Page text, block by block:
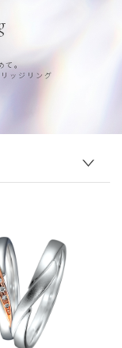
て。
ッジリング